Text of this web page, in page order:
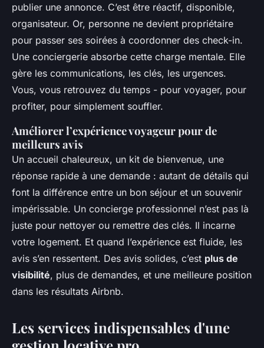
publier une annonce. C’est être réactif, disponible,
organisateur. Or, personne ne devient propriétaire
pour passer ses soirées à coordonner des check-in.
Une conciergerie absorbe cette charge mentale. Elle
gère les communications, les clés, les urgences.
Vous, vous retrouvez du temps - pour voyager, pour
profiter, pour simplement souffler.
Améliorer l’expérience voyageur pour de
meilleurs avis
Un accueil chaleureux, un kit de bienvenue, une
réponse rapide à une demande : autant de détails qui
font la différence entre un bon séjour et un souvenir
impérissable. Un concierge professionnel n’est pas là
juste pour nettoyer ou remettre des clés. Il incarne
votre logement. Et quand l’expérience est fluide, les
avis s’en ressentent. Des avis solides, c’est plus de
visibilité, plus de demandes, et une meilleure position
dans les résultats Airbnb.
Les services indispensables d'une